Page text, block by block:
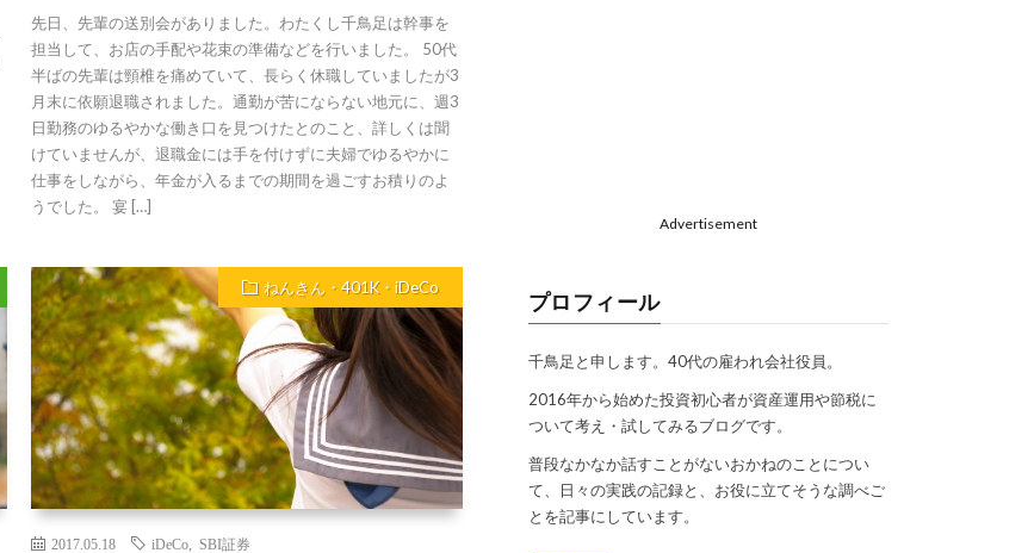
先日、先輩の送別会がありました。わたくし千鳥足は幹事を
担当して、お店の手配や花束の準備などを行いました。 50代
半ばの先輩は頸椎を痛めていて、長らく休職していましたが3
月末に依願退職されました。通勤が苦にならない地元に、週3
日勤務のゆるやかな働き口を見つけたとのこと、詳しくは聞
けていませんが、退職金には手を付けずに夫婦でゆるやかに
仕事をしながら、年金が入るまでの期間を過ごすお積りのよ
うでした。 宴 […]
ねんきん・401K・iDeCo
2017.05.18 iDeCo ,SBI証券
Advertisement
プロフィール
千鳥足と申します。40代の雇われ会社役員。
2016年から始めた投資初心者が資産運用や節税に
ついて考え・試してみるブログです。
普段なかなか話すことがないおかねのことについ
て、日々の実践の記録と、お役に立てそうな調べご
とを記事にしています。